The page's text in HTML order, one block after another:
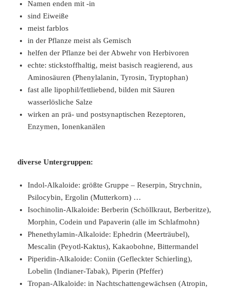
Namen enden mit -in
sind Eiweiße
meist farblos
in der Pflanze meist als Gemisch
helfen der Pflanze bei der Abwehr von Herbivoren
echte: stickstoffhaltig, meist basisch reagierend, aus
Aminosäuren (Phenylalanin, Tyrosin, Tryptophan)
fast alle lipophil/fettliebend, bilden mit Säuren
wasserlösliche Salze
wirken an prä- und postsynaptischen Rezeptoren,
Enzymen, Ionenkanälen
diverse Untergruppen:
Indol-Alkaloide: größte Gruppe – Reserpin, Strychnin,
Psilocybin, Ergolin (Mutterkorn) …
Isochinolin-Alkaloide: Berberin (Schöllkraut, Berberitze),
Morphin, Codein und Papaverin (alle im Schlafmohn)
Phenethylamin-Alkaloide: Ephedrin (Meerträubel),
Mescalin (Peyotl-Kaktus), Kakaobohne, Bittermandel
Piperidin-Alkaloide: Coniin (Gefleckter Schierling),
Lobelin (Indianer-Tabak), Piperin (Pfeffer)
Tropan-Alkaloide: in Nachtschattengewächsen (Atropin,